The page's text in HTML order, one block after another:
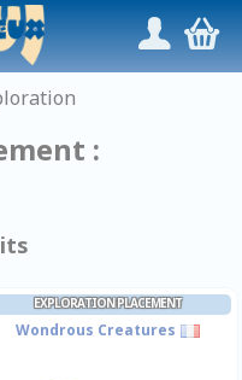
/,
:
EXPLORATION PLACEMENT
Wondrous Creatures